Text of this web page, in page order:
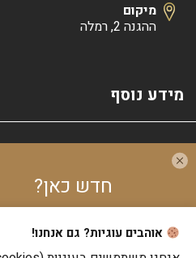
מיקום
ההגנה 2, רמלה
מידע נוסף
קטגוריות
אוהבים עוגיות? גם אנחנו!
חדש כאן?
צבור10%בנקודותעל כל קנייה